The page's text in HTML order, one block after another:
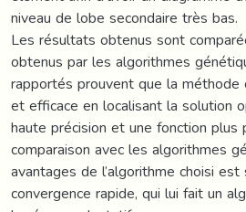
niveau de lobe secondaire très bas.
Les résultats obtenus sont
obtenus par les algorithmes
rapportés prouvent que la
et efficace en localisant la solution
haute précision et une fonction plus
comparaison avec les algorithmes
avantages de l’algorithme choisi
convergence rapide, qui lui fait un